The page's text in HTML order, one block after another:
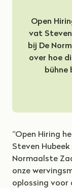
Open
vat Steven
bij De
over hoe
bühne
“Open Hiring
Steven
Normaalste
onze
oplossing voor